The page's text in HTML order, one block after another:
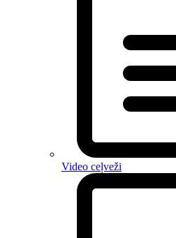
Video ceļveži